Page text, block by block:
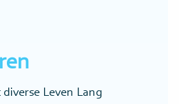
Leven Lang